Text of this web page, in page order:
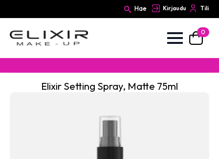
Hae Kirjaudu Tili
0
Elixir Setting Spray, Matte 75ml